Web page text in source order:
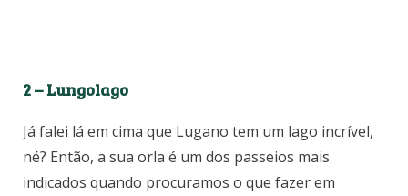
2 – Lungolago
Já falei lá em cima que Lugano tem um lago incrível,
né? Então, a sua orla é um dos passeios mais
indicados quando procuramos o que fazer em